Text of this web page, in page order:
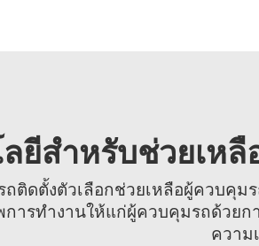
ยีสำหรับช่วยเห
รถติดตั้งตัวเลือกช่วยเหลือผู้ควบ
การทำงานให้แก่ผู้ควบคุมรถด้วย
ความ